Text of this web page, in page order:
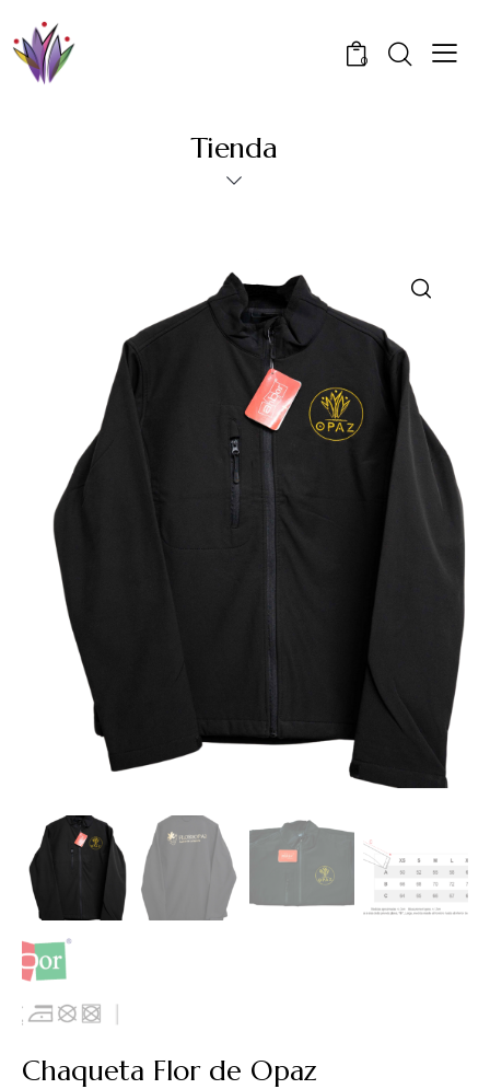
0
Tienda
Chaqueta Flor de Opaz